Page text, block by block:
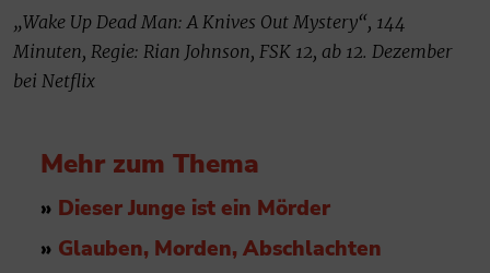
„Wake Up Dead Man: A Knives Out Mystery“, 144
Minuten, Regie: Rian Johnson, FSK 12, ab 12. Dezember
bei Netflix
Mehr zum Thema
» Dieser Junge ist ein Mörder
» Glauben, Morden, Abschlachten